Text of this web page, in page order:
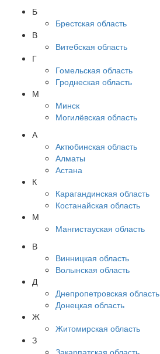
Б
Брестская область
В
Витебская область
Г
Гомельская область
Гроднеская область
М
Минск
Могилёвская область
А
Актюбинская область
Алматы
Астана
К
Карагандинская область
Костанайская область
М
Мангистауская область
В
Винницкая область
Волынская область
Д
Днепропетровская область
Донецкая область
Ж
Житомирская область
З
Закарпатская область